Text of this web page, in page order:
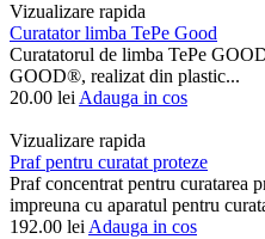
Vizualizare rapida
Curatator limba TePe Good
Curatatorul de limba TePe
GOOD®, realizat din plastic...
20.00 lei Adauga in cos
Vizualizare rapida
Praf pentru curatat proteze
Praf concentrat pentru curatarea
impreuna cu aparatul pentru
192.00 lei Adauga in cos